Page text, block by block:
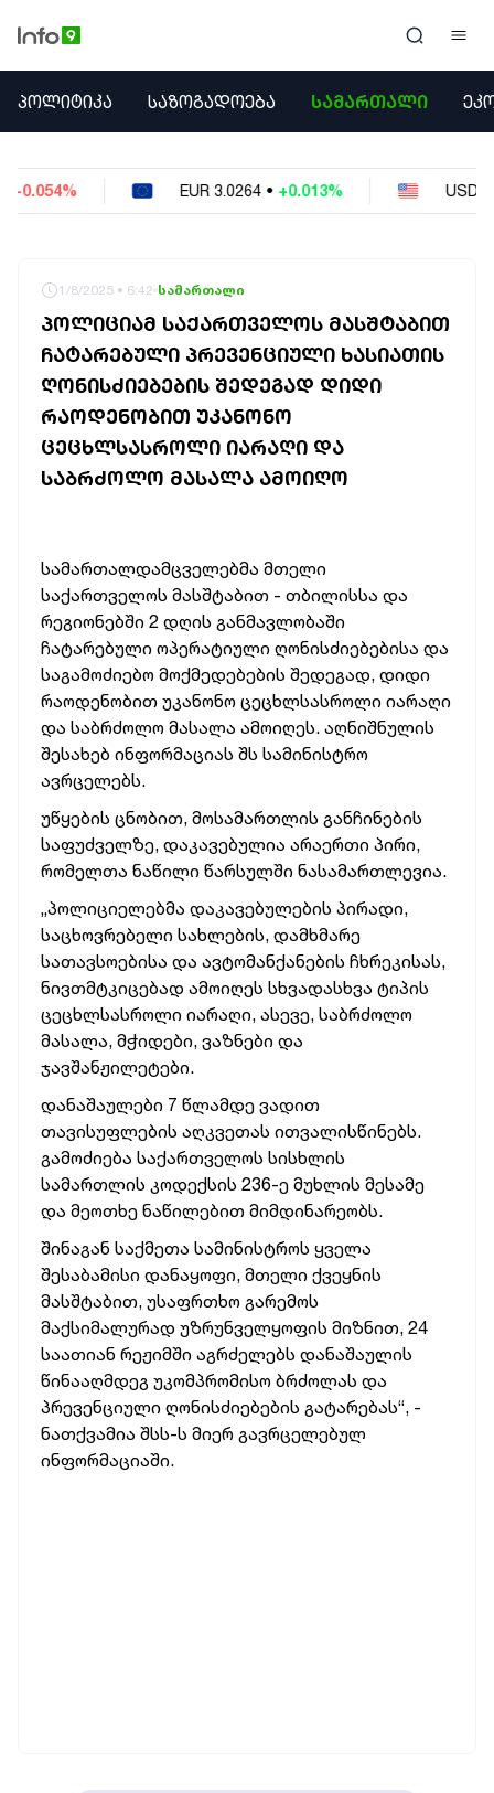
ᲞᲝᲚᲘᲢᲘᲙᲐ
ᲔᲙᲝᲜᲝᲛᲘᲙᲐ
ᲣᲪᲮᲝᲔᲗᲘ
ᲐᲛᲘᲜᲓᲘ
ᲡᲐᲛᲮᲔᲓᲠᲝ
ᲠᲔᲒᲘᲝᲜᲘ
ᲘᲜᲢᲔᲠᲕᲘᲣ
ᲑᲘᲖᲜᲔᲡᲘ
ᲞᲝᲚᲘᲢᲘᲙᲐ ᲡᲐᲖᲝᲒᲐᲓᲝᲔᲑᲐ ᲡᲐᲛᲐᲠᲗᲐᲚᲘ
EUR 3.0264 +0.013% USD 2.6223 -0.023%
1/8/2025 • 6:42 სამართალი
ᲞᲝᲚᲘᲪᲘᲐᲛ ᲡᲐᲥᲐᲠᲗᲕᲔᲚᲝᲡ ᲛᲐᲡᲨᲢᲐᲑᲘᲗ
ᲩᲐᲢᲐᲠᲔᲑᲣᲚᲘ ᲞᲠᲔᲕᲔᲜᲪᲘᲣᲚᲘ ᲮᲐᲡᲘᲐᲗᲘᲡ
ᲦᲝᲜᲘᲡᲫᲘᲔᲑᲔᲑᲘᲡ ᲨᲔᲓᲔᲒᲐᲓ ᲓᲘᲓᲘ
ᲠᲐᲝᲓᲔᲜᲝᲑᲘᲗ ᲣᲙᲐᲜᲝᲜᲝ
ᲪᲔᲪᲮᲚᲡᲐᲡᲠᲝᲚᲘ ᲘᲐᲠᲐᲦᲘ ᲓᲐ
ᲡᲐᲑᲠᲫᲝᲚᲝ ᲛᲐᲡᲐᲚᲐ ᲐᲛᲝᲘᲦᲝ
სამართალდამცველებმა მთელი
საქართველოს მასშტაბით - თბილისსა და
რეგიონებში 2 დღის განმავლობაში
ჩატარებული ოპერატიული ღონისძიებებისა და
საგამოძიებო მოქმედებების შედეგად, დიდი
რაოდენობით უკანონო ცეცხლსასროლი იარაღი
და საბრძოლო მასალა ამოიღეს. აღნიშნულის
შესახებ ინფორმაციას შს სამინისტრო
ავრცელებს.
უწყების ცნობით, მოსამართლის განჩინების
საფუძველზე, დაკავებულია არაერთი პირი,
რომელთა ნაწილი წარსულში ნასამართლევია.
„პოლიციელებმა დაკავებულების პირადი,
საცხოვრებელი სახლების, დამხმარე
სათავსოებისა და ავტომანქანების ჩხრეკისას,
ნივთმტკიცებად ამოიღეს სხვადასხვა ტიპის
ცეცხლსასროლი იარაღი, ასევე, საბრძოლო
მასალა, მჭიდები, ვაზნები და
ჯავშანჟილეტები.
დანაშაულები 7 წლამდე ვადით
თავისუფლების აღკვეთას ითვალისწინებს.
გამოძიება საქართველოს სისხლის
სამართლის კოდექსის 236-ე მუხლის მესამე
და მეოთხე ნაწილებით მიმდინარეობს.
შინაგან საქმეთა სამინისტროს ყველა
შესაბამისი დანაყოფი, მთელი ქვეყნის
მასშტაბით, უსაფრთხო გარემოს
მაქსიმალურად უზრუნველყოფის მიზნით, 24
საათიან რეჟიმში აგრძელებს დანაშაულის
წინააღმდეგ უკომპრომისო ბრძოლას და
პრევენციული ღონისძიებების გატარებას“, -
ნათქვამია შსს-ს მიერ გავრცელებულ
ინფორმაციაში.